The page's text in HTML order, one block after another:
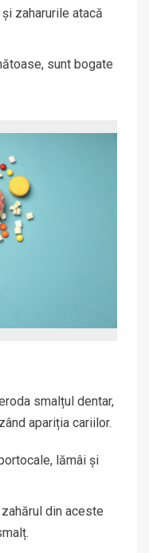
zaharurile atacă
sunt bogate
smalțul dentar,
apariția cariilor.
lămâi și
din aceste